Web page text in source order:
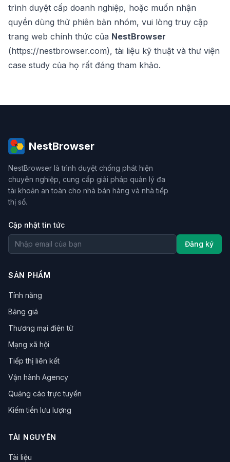
trình duyệt cấp doanh nghiệp, hoặc muốn nhận
quyền dùng thử phiên bản nhóm, vui lòng truy cập
trang web chính thức của NestBrowser
(https://nestbrowser.com), tài liệu kỹ thuật và thư viện
case study của họ rất đáng tham khảo.
NestBrowser
NestBrowser là trình duyệt chống phát hiện
chuyên nghiệp, cung cấp giải pháp quản lý đa
tài khoản an toàn cho nhà bán hàng và nhà tiếp
thị số.
Cập nhật tin tức
Đăng ký
SẢN PHẨM
Tính năng
Bảng giá
Thương mại điện tử
Mạng xã hội
Tiếp thị liên kết
Vận hành Agency
Quảng cáo trực tuyến
Kiếm tiền lưu lượng
TÀI NGUYÊN
Tài liệu